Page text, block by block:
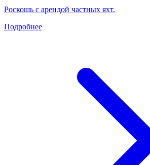
Роскошь с арендой частных яхт.
Подробнее